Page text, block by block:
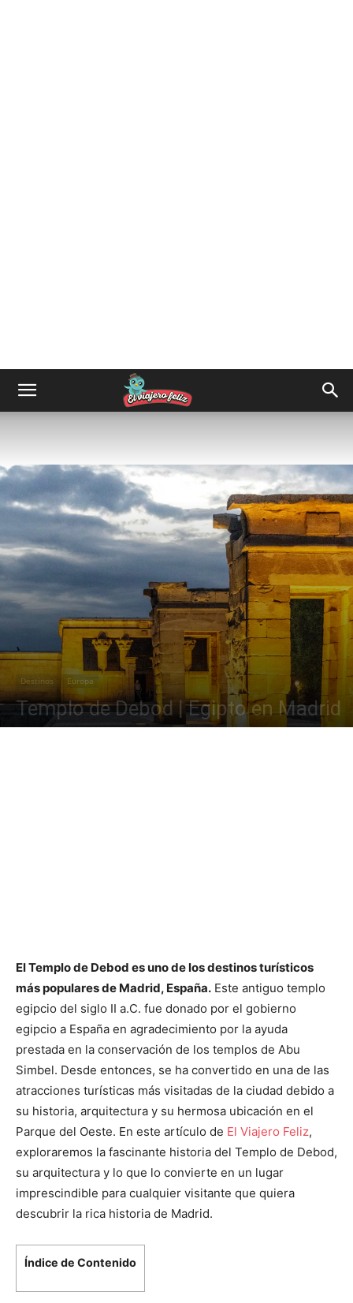
Destinos Europa
Templo de Debod | Egipto en Madrid
El Templo de Debod es uno de los destinos turísticos
más populares de Madrid, España. Este antiguo templo
egipcio del siglo II a.C. fue donado por el gobierno
egipcio a España en agradecimiento por la ayuda
prestada en la conservación de los templos de Abu
Simbel. Desde entonces, se ha convertido en una de las
atracciones turísticas más visitadas de la ciudad debido a
su historia, arquitectura y su hermosa ubicación en el
Parque del Oeste. En este artículo de El Viajero Feliz,
exploraremos la fascinante historia del Templo de Debod,
su arquitectura y lo que lo convierte en un lugar
imprescindible para cualquier visitante que quiera
descubrir la rica historia de Madrid.
Índice de Contenido